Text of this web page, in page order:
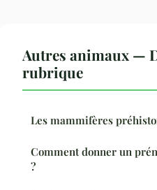
Autres animaux —
rubrique
Les mammifères
Comment donner un
?